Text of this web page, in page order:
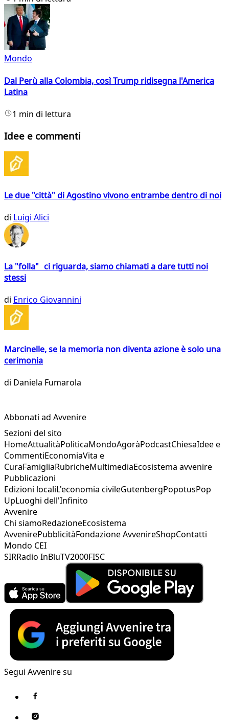
Mondo
Dal Perù alla Colombia, così Trump ridisegna l'America
Latina
1 min di lettura
Idee e commenti
Le due "città" di Agostino vivono entrambe dentro di noi
di Luigi Alici
La "folla" ci riguarda, siamo chiamati a dare tutti noi
stessi
di Enrico Giovannini
Marcinelle, se la memoria non diventa azione è solo una
cerimonia
di Daniela Fumarola
Abbonati ad Avvenire
Sezioni del sito
HomeAttualitàPoliticaMondoAgoràPodcastChiesaIdee e
CommentiEconomiaVita e
CuraFamigliaRubricheMultimediaEcosistema avvenire
Pubblicazioni
Edizioni localiL'economia civileGutenbergPopotusPop
UpLuoghi dell'Infinito
Avvenire
Chi siamoRedazioneEcosistema
AvvenirePubblicitàFondazione AvvenireShopContatti
Mondo CEI
SIRRadio InBluTV2000FISC
Segui Avvenire su